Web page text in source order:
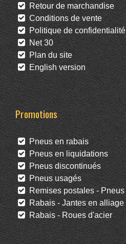
Retour de marchandise
Conditions de vente
Politique de confidentialité
Net 30
Plan du site
English version
Promotions
Pneus en rabais
Pneus en liquidations
Pneus discontinués
Pneus usagés
Remises postales - Pneus
Rabais - Jantes en alliage
Rabais - Roues d'acier